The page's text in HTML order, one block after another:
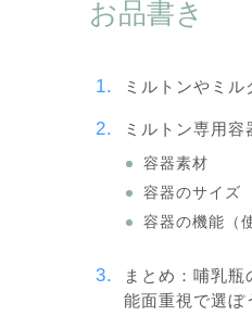
お品書き
ミルトンやミ
ミルトン専用
容器素材
容器のサイズ
容器の機能（
まとめ：哺乳
能面重視で選ぼ